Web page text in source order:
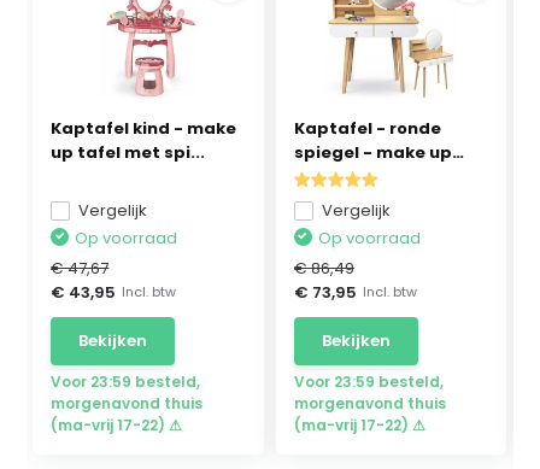
Kaptafel kind - make
up tafel met spi...
Vergelijk
Op voorraad
€ 47,67
€ 43,95 Incl. btw
Bekijken
Voor 23:59 besteld,
morgenavond thuis
(ma-vrij 17-22) ⚠
Kaptafel - ronde
spiegel - make up
ta...
Vergelijk
Op voorraad
€ 86,49
€ 73,95 Incl. btw
Bekijken
Voor 23:59 besteld,
morgenavond thuis
(ma-vrij 17-22) ⚠